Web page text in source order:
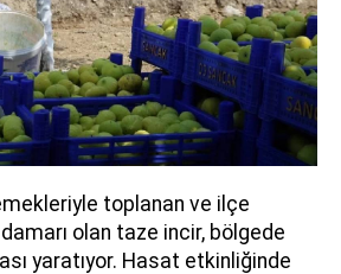
toplanan ve ilçe
olan taze incir, bölgede
yaratıyor. Hasat etkinliğinde